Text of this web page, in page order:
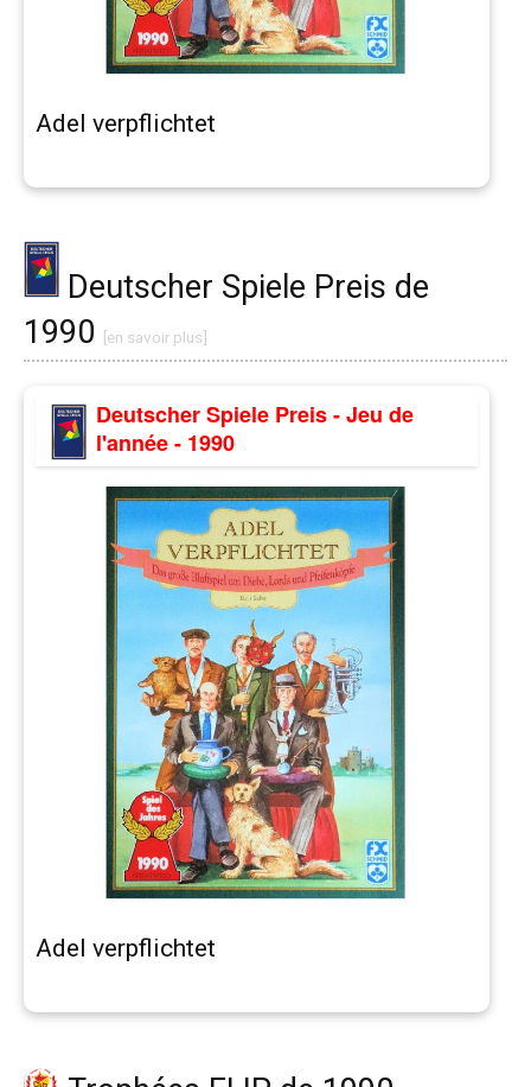
Adel verpflichtet
Deutscher Spiele Preis de
1990
[en savoir plus]
Deutscher Spiele Preis - Jeu de
l'année - 1990
Adel verpflichtet